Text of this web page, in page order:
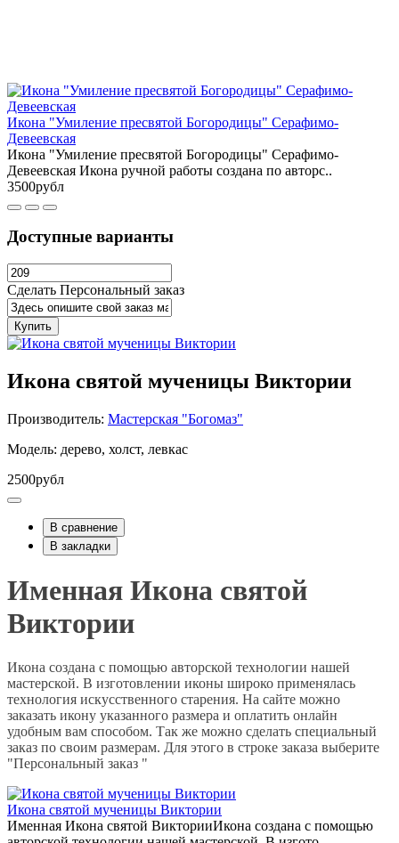
Икона "Умиление пресвятой Богородицы" Серафимо-
Девеевская
Икона "Умиление пресвятой Богородицы" Серафимо-
Девеевская Икона ручной работы создана по авторс..
3500рубл
Доступные варианты
Сделать Персональный заказ
Купить
Икона святой мученицы Виктории
Производитель: Мастерская "Богомаз"
Модель: дерево, холст, левкас
2500рубл
В сравнение
В закладки
Именная Икона святой
Виктории
Икона создана с помощью авторской технологии нашей
мастерской. В изготовлении иконы широко применялась
технология искусственного старения. На сайте можно
заказать икону указанного размера и оплатить онлайн
удобным вам способом. Так же можно сделать специальный
заказ по своим размерам. Для этого в строке заказа выберите
"Персональный заказ "
Икона святой мученицы Виктории
Именная Икона святой ВикторииИкона создана с помощью